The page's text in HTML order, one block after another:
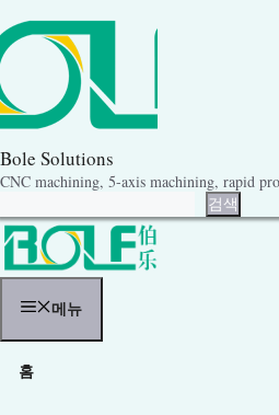
텐
츠
건
너
뛰
기
Bole Solutions
CNC machining, 5-axis machining, rapid
검색
메뉴
홈